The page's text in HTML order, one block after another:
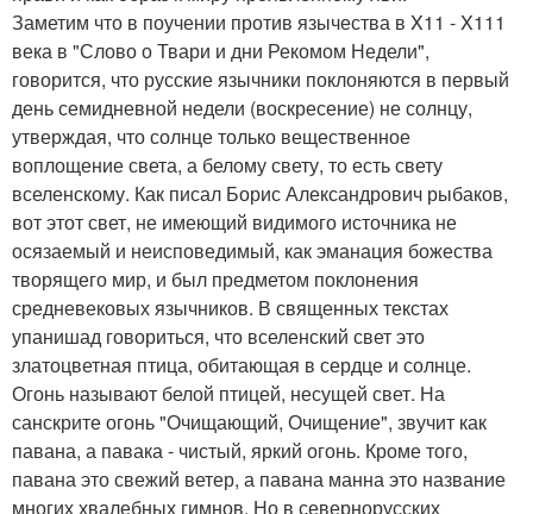
Заметим что в поучении против язычества в X11 - X111
века в "Слово о Твари и дни Рекомом Недели",
говорится, что русские язычники поклоняются в первый
день семидневной недели (воскресение) не солнцу,
утверждая, что солнце только вещественное
воплощение света, а белому свету, то есть свету
вселенскому. Как писал Борис Александрович рыбаков,
вот этот свет, не имеющий видимого источника не
осязаемый и неисповедимый, как эманация божества
творящего мир, и был предметом поклонения
средневековых язычников. В священных текстах
упанишад говориться, что вселенский свет это
златоцветная птица, обитающая в сердце и солнце.
Огонь называют белой птицей, несущей свет. На
санскрите огонь "Очищающий, Очищение", звучит как
павана, а павака - чистый, яркий огонь. Кроме того,
павана это свежий ветер, а павана манна это название
многих хвалебных гимнов. Но в севернорусских